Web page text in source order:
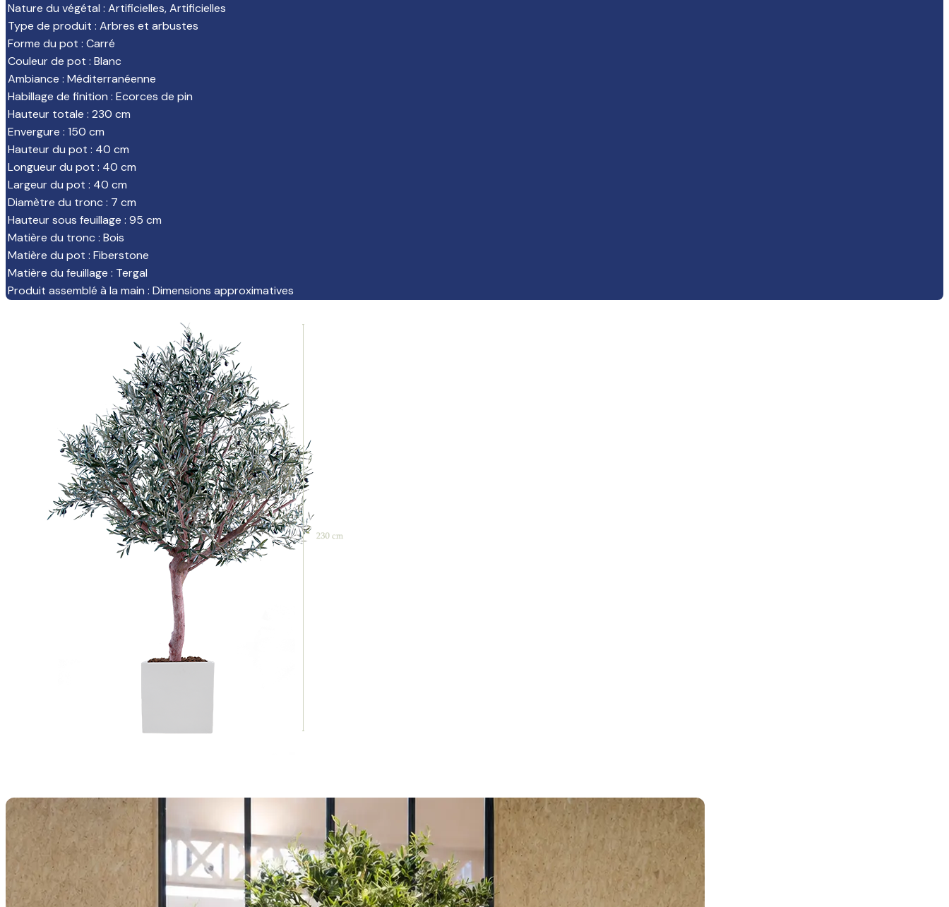
Nature du végétal : Artificielles,Artificielles
Type de produit : Arbres et arbustes
Forme du pot : Carré
Couleur de pot : Blanc
Ambiance : Méditerranéenne
Habillage de finition : Ecorces de pin
Hauteur totale : 230 cm
Envergure : 150 cm
Hauteur du pot : 40 cm
Longueur du pot : 40 cm
Largeur du pot : 40 cm
Diamètre du tronc: 7 cm
Hauteur sous feuillage : 95 cm
Matière du tronc: Bois
Matière du pot : Fiberstone
Matière du feuillage : Tergal
Produit assemblé à la main : Dimensions approximatives